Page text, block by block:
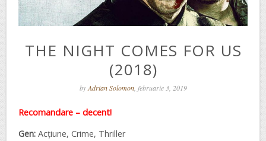
THE NIGHT COMES FOR US
(2018)
byAdrian Solomon, februarie 3, 2019
Recomandare – decent!
Gen: Acțiune, Crime, Thriller